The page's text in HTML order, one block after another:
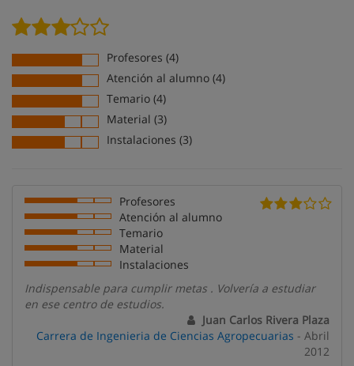
Profesores (4)
Atención al alumno (4)
Temario (4)
Material (3)
Instalaciones (3)
Profesores
Atención al alumno
Temario
Material
Instalaciones
Indispensable para cumplir metas . Volvería a estudiar
en ese centro de estudios.
Juan Carlos Rivera Plaza
Carrera de Ingenieria de Ciencias Agropecuarias - Abril
2012